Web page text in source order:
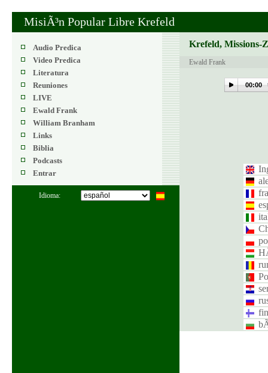
MisiÃ³n Popular Libre Krefeld
Audio Predica
Video Predica
Literatura
Reuniones
LIVE
Ewald Frank
William Branham
Links
Biblia
Podcasts
Entrar
Idioma:
Krefeld, Missions-
Ewald Frank
00:00